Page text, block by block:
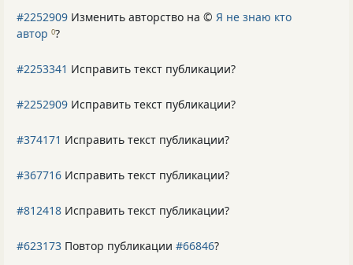
#2252909 Изменить авторство на © Я не знаю кто
автор 0?
#2253341 Исправить текст публикации?
#2252909 Исправить текст публикации?
#374171 Исправить текст публикации?
#367716 Исправить текст публикации?
#812418 Исправить текст публикации?
#623173 Повтор публикации #66846?